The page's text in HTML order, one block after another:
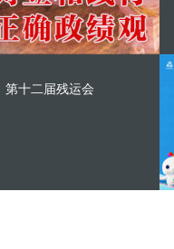
第十二届残运会